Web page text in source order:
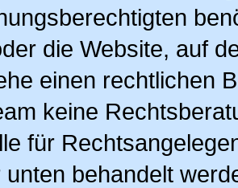
die Website, auf
einen rechtlichen
keine
für
unten behandelt